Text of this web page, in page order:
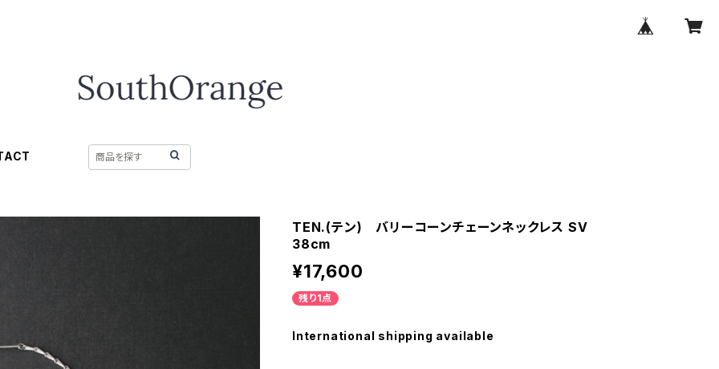
TEN.(テン) バリーコーンチェーンネックレス SV
38cm
¥17,600
残り1点
International shipping available